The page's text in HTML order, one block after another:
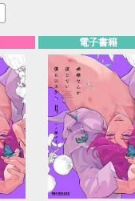
電子書籍